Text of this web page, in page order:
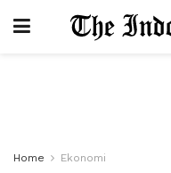
Home Ekonomi